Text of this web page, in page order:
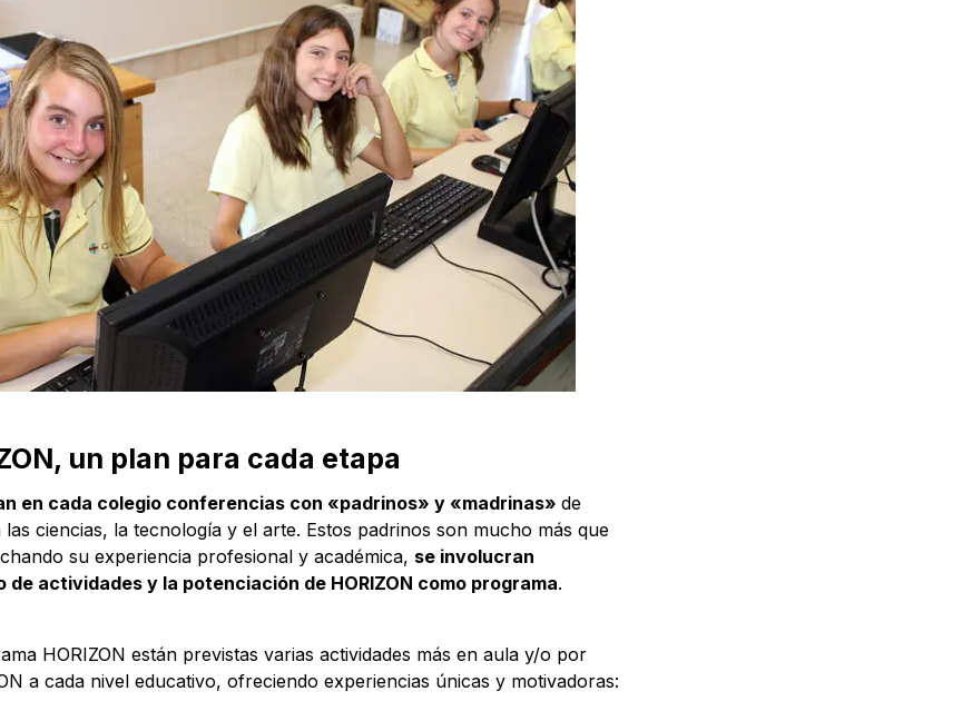
un plan para cada etapa
en cada colegio conferencias con «padrinos» y «madrinas» de
ciencias, la tecnología y el arte. Estos padrinos son mucho más que
su experiencia profesional y académica, se involucran
actividades y la potenciación de HORIZON como programa​.
HORIZON están previstas varias actividades más en aula y/o por
a cada nivel educativo, ofreciendo experiencias únicas y motivadoras: